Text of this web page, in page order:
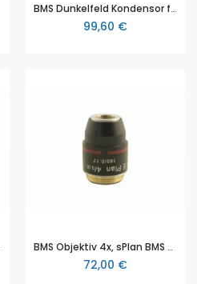
BMS Dunkelfeld Kondensor für BMS D2 & D3 (BMS D2 Serie)
99,60 €
BMS Objektiv 4x, sPlan BMS D2 (BMS D2 Serie)
72,00 €